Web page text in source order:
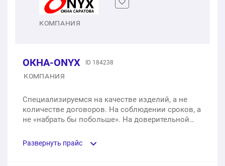
Двухстворчатое пластиковое окно с балконной
КОМПАНИЯ
ОКНА-ONYX
ID 184238
КОМПАНИЯ
Специализируемся на качестве изделий, а не
количестве договоров. На соблюдении сроков, а
не «набрать бы побольше». На доверительной
гарантиями и с фокусом на долгосрочное
сотрудничество и рекомендации.
Развернуть прайс